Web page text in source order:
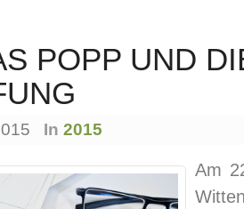
POPP UND
In 2015
Am